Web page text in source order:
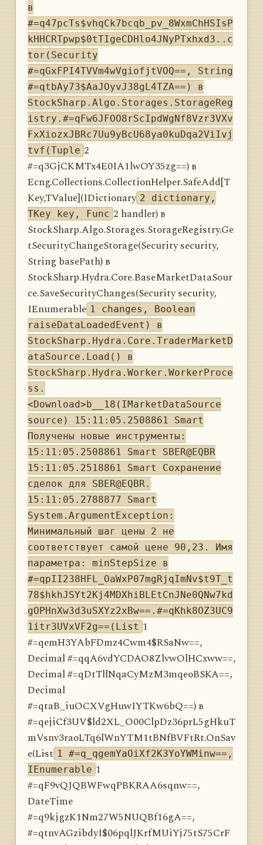
в
#=q47pcTs$vhqCk7bcqb_pv_8WxmChHSIsP
kHHCRTpwp$0tTIgeCDHlo4JNyPTxhxd3..c
tor(Security
#=qGxFPI4TVVm4wVgiofjtVOQ==, String
#=qtbAy73$AaJOyvJ38gL4TZA==) в
StockSharp.Algo.Storages.StorageReg
istry.#=qFw6JFOO8rScIpdWgNf8Vzr3VXv
FxXiozxJBRc7Uu9yBcU68ya0kuDqa2ViIvj
tvf(Tuple 2
#=q3GjCKMTx4E0IA1lwOY35zg==) в
Ecng.Collections.CollectionHelper.SafeAdd[T
Key,TValue](IDictionary 2 dictionary,
TKey key, Func 2 handler) в
StockSharp.Algo.Storages.StorageRegistry.Ge
tSecurityChangeStorage(Security security,
String basePath) в
StockSharp.Hydra.Core.BaseMarketDataSour
ce.SaveSecurityChanges(Security security,
IEnumerable 1 changes, Boolean
raiseDataLoadedEvent) в
StockSharp.Hydra.Core.TraderMarketD
ataSource.Load() в
StockSharp.Hydra.Worker.WorkerProce
ss.
<Download>b__18(IMarketDataSource
source) 15:11:05.2508861 Smart
Получены новые инструменты:
15:11:05.2508861 Smart SBER@EQBR
15:11:05.2518861 Smart Сохранение
сделок для SBER@EQBR.
15:11:05.2788877 Smart
System.ArgumentException:
Минимальный шаг цены 2 не
соответствует самой цене 90,23. Имя
параметра: minStepSize в
#=qpII238HFL_OaWxP07mgRjqImNv$t9T_t
78$hkhJSYt2Kj4MDXhiBLEtCnJNe0QNw7kd
gOPHnXw3d3uSXYz2xBw==.#=qKhk8OZ3UC9
1itr3UVxVF2g==(List 1
#=qemH3YAbFDmz4Cwm4$RSaNw==,
Decimal #=qqA6vdYCDAO8ZlvwOlHCxww==,
Decimal #=qDtTllNqaCyMzM3mqeoBSKA==,
Decimal
#=qtaB_iuOCXVgHuwIYTKw6bQ==) в
#=qejiCf3UV$ld2XL_O00ClpDz36prL5gHkuT
mVsnv3raoLTq6lWnYTM1tBNfBVFtRt.OnSav
e(List 1 #=q_qgemYaOiXf2K3YoYWMinw==,
IEnumerable 1
#=qF9vQJQBWFwqPBKRAA6sqnw==,
DateTime
#=q9kjgzK1Nm27W5NUQBf16gA==,
#=qtnvAGzibdyI$06pqlJKrfMUiYj75tS75CrF